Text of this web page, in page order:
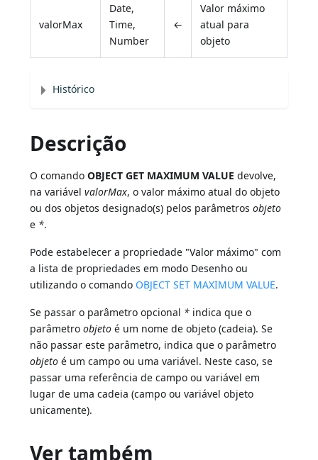
valorMax
Date,
Time,
Number
←
Valor máximo
atual para
objeto
Histórico
Descrição
O comandoOBJECT GET MAXIMUM VALUE devolve,
na variávelvalorMax, o valor máximo atual do objeto
ou dos objetos designado(s) pelos parâmetrosobjeto
e *.
Pode estabelecer a propriedade "Valor máximo" com
a lista de propriedades em modo Desenho ou
utilizando o comando OBJECT SET MAXIMUM VALUE.
Se passar o parâmetro opcional * indica que o
parâmetroobjeto é um nome de objeto (cadeia). Se
não passar este parâmetro, indica que o parâmetro
objeto é um campo ou uma variável. Neste caso, se
passar uma referência de campo ou variável em
lugar de uma cadeia (campo ou variável objeto
unicamente).
Ver também